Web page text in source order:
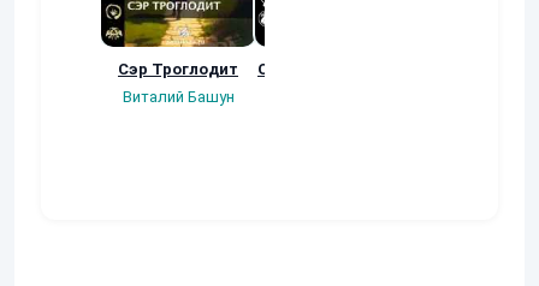
Сэр Троглодит
Виталий Башун
Осколки прошлого